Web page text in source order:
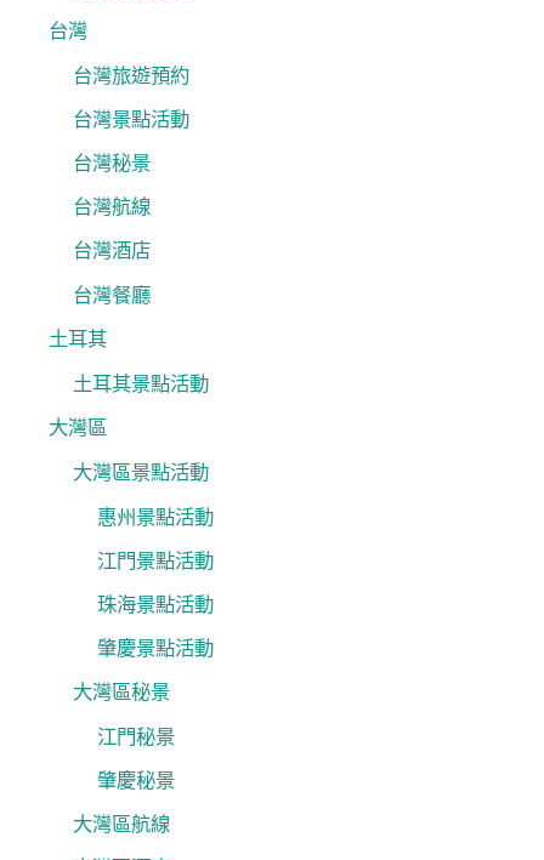
台灣
台灣旅遊預約
台灣景點活動
台灣秘景
台灣航線
台灣酒店
台灣餐廳
土耳其
土耳其景點活動
大灣區
大灣區景點活動
惠州景點活動
江門景點活動
珠海景點活動
肇慶景點活動
大灣區秘景
江門秘景
肇慶秘景
大灣區航線